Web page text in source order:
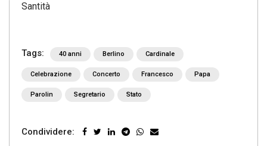
Santità
Tags: 40 anni Berlino Cardinale
Celebrazione Concerto Francesco Papa
Parolin Segretario Stato
Condividere: